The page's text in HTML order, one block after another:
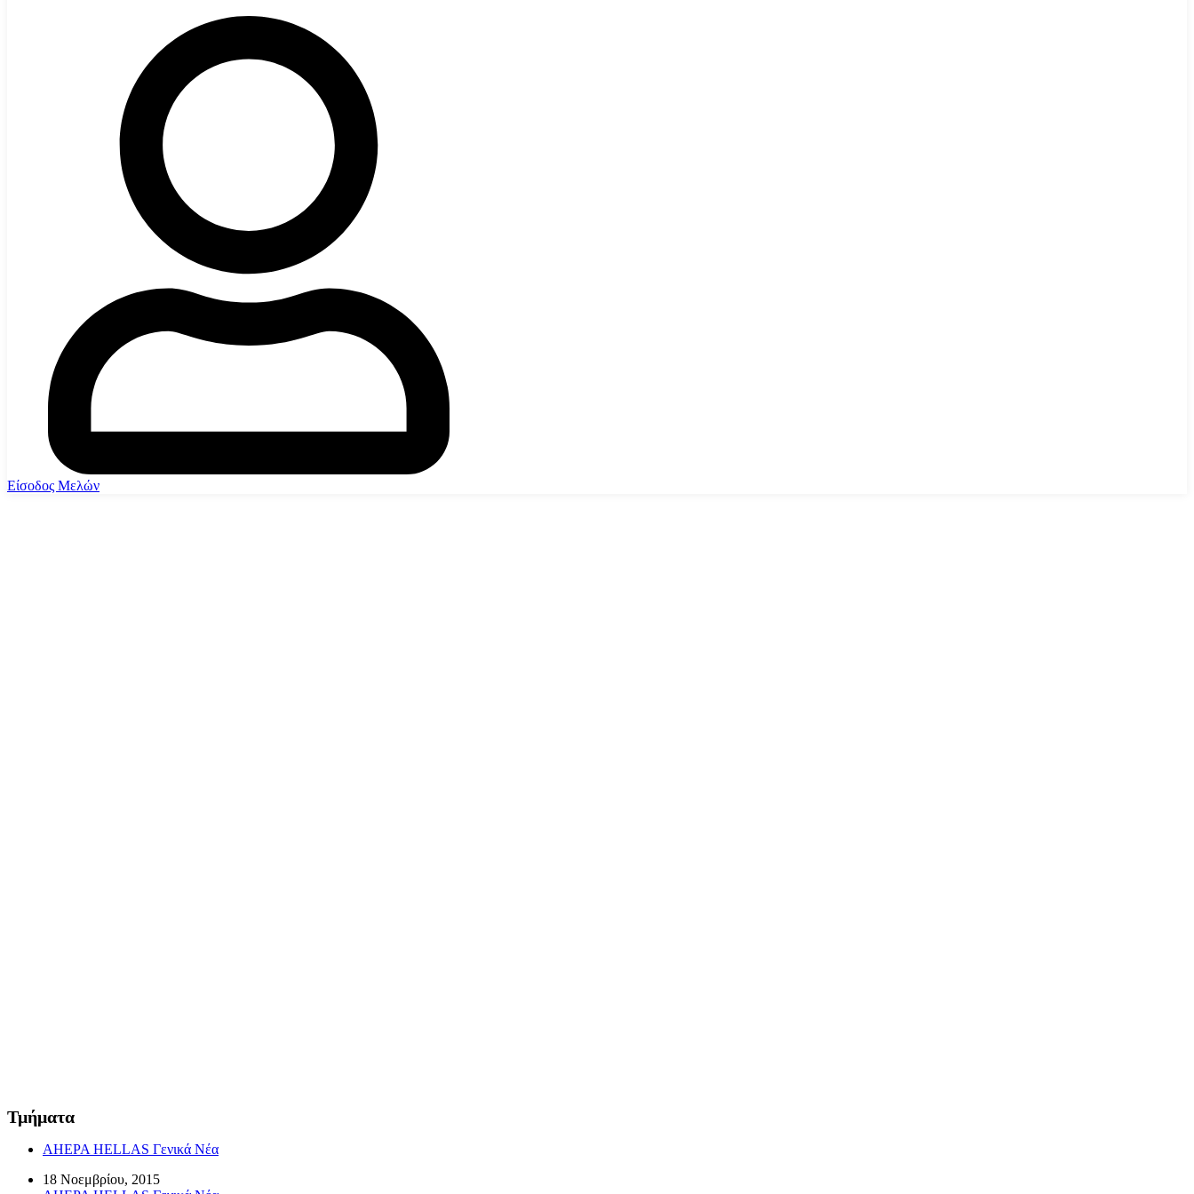
Είσοδος Μελών
Τμήματα
AHEPA HELLAS Γενικά Νέα
18 Νοεμβρίου, 2015